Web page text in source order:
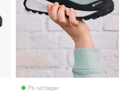
På nettlager